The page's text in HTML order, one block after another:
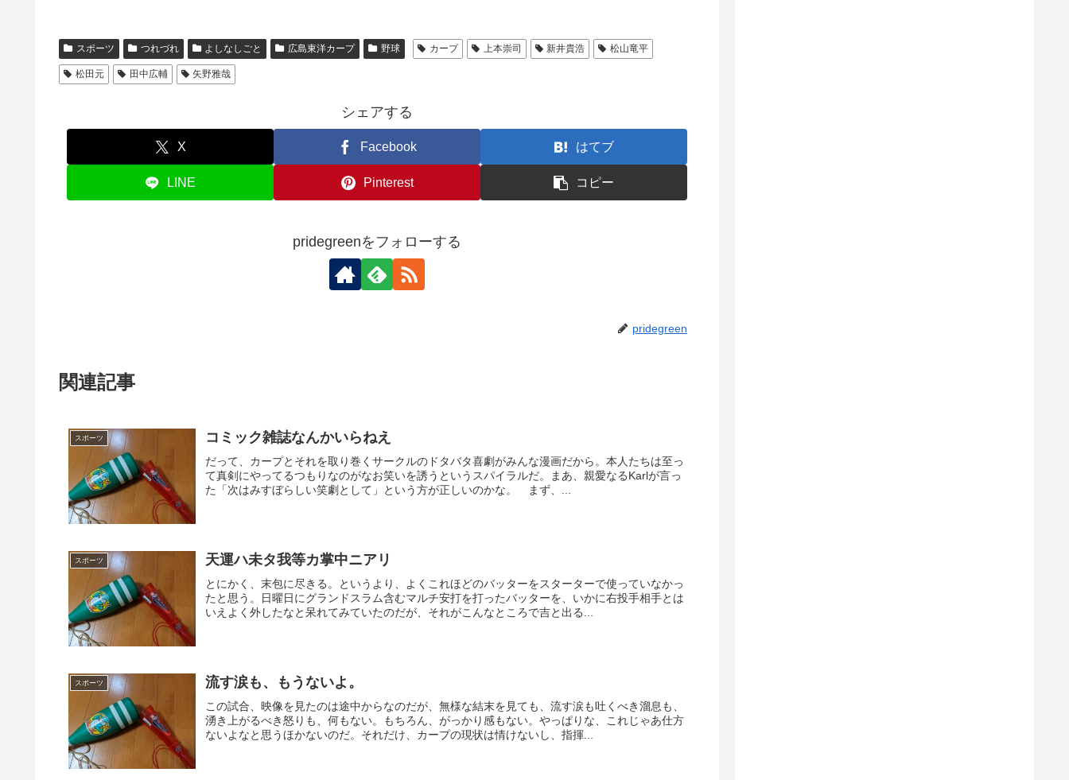
e
b
o
er
スポーツ つれづれ よしなしごと 広島東洋カープ 野球 カープ 上本崇司 新井貴浩 松山竜平
松田元 田中広輔 矢野雅哉
シェアする
X Facebook はてブ
LINE Pinterest コピー
pridegreenをフォローする
pridegreen
関連記事
スポーツ コミック雑誌なんかいらねえ
だって、カープとそれを取り巻くサークルのドタバタ喜劇がみんな漫画だから。本人たちは至っ
て真剣にやってるつもりなのがなお笑いを誘うというスパイラルだ。まあ、親愛なるKarlが言っ
た「次はみすぼらしい笑劇として」という方が正しいのかな。 まず、...
スポーツ 天運ハ未タ我等カ掌中ニアリ
とにかく、末包に尽きる。というより、よくこれほどのバッターをスターターで使っていなかっ
たと思う。日曜日にグランドスラム含むマルチ安打を打ったバッターを、いかに右投手相手とは
いえよく外したなと呆れてみていたのだが、それがこんなところで吉と出る...
スポーツ 流す涙も、もうないよ。
この試合、映像を見たのは途中からなのだが、無様な結末を見ても、流す涙も吐くべき溜息も、
湧き上がるべき怒りも、何もない。もちろん、がっかり感もない。やっぱりな、これじゃあ仕方
ないよなと思うほかないのだ。それだけ、カープの現状は情けないし、指揮...